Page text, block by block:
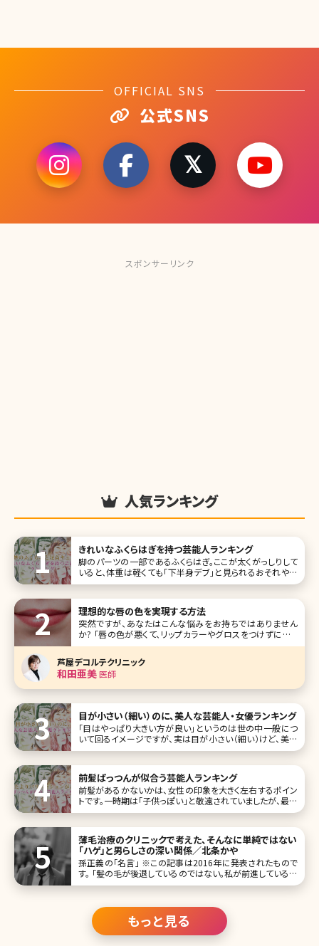
OFFICIAL SNS
公式SNS
スポンサーリンク
人気ランキング
きれいなふくらはぎを持つ芸能人ランキング
脚のパーツの一部であるふくらはぎ。ここが太くがっしりして
いると、体重は軽くても「下半身デブ」と見られるおそれや全
体のバランスがなんとなく悪くなってしまいます。その他に
を目指す方ならいつも気にしていたいところです。 今回は美
しく細いだけでは
理想的な唇の色を実現する方法
突然ですが、あなたはこんな悩みをお持ちではありません
か? 「唇の色が悪くて、リップカラーやグロスをつけずにいら
れない」 「ノーメイクだと唇の血色が悪くて不健康に見える」
「10代の頃は唇の血色がよくてキレイだったのに、最近、くす
んでいる気がする」 女性に多い悩みですが、積極的に唇のケ
アをして
芦屋デコルテクリニック
和田亜美医師
目が小さい（細い）のに、美人な芸能人・女優ランキング
「目はやっぱり大きい方が良い」というのは世の中一般につ
いて回るイメージですが、実は目が小さい（細い）けど、美人
だという人は結構いるものです。むしろそのことが、よりその
小さめの優しい目元にするには埋没法で奥二重にするとい
う方法があります。ま
前髪ぱっつんが似合う芸能人ランキング
前髪があるかないかは、女性の印象を大きく左右するポイン
トです。一時期は「子供っぽい」と敬遠されていましたが、最近
はぱっつん前髪を好んでチョイスする人も増えてきています。
していただきたい女性芸能人をランキング形式でご紹介して
いきましょう。
薄毛治療のクリニックで考えた、そんなに単純ではない
「ハゲ」と男らしさの深い関係／北条かや
孫正義の「名言」 ※この記事は2016年に発表されたもので
す。 「髪の毛が後退しているのではない。私が前進しているの
である。」――言わずと知れた、孫正義氏の名言ツイートだ（2013
のつぶやき
もっと見る